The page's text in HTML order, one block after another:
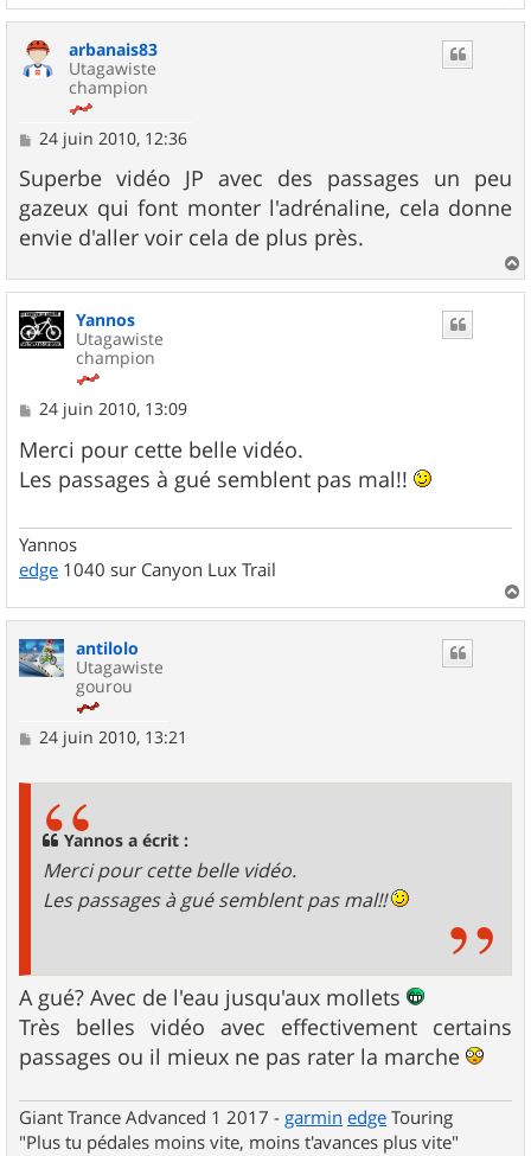
a
arbanais83
Utagawiste
champion
M
s
s
a
g
e
24 juin 2010, 12:36
Superbe vidéo JP avec des passages un peu
gazeux qui font monter l'adrénaline, cela donne
envie d'aller voir cela de plus près.
a
Yannos
Utagawiste
champion
M
s
s
a
24 juin 2010, 13:09
Merci pour cette belle vidéo.
Les passages à gué semblent pas mal!!
Yannos
edge 1040 sur Canyon Lux Trail
a
antilolo
Utagawiste
gourou
M
24 juin 2010, 13:21
Yannos a écrit :
Merci pour cette belle vidéo.
Les passages à gué semblent pas mal!!
A gué? Avec de l'eau jusqu'aux mollets
Très belles vidéo avec effectivement certains
passages ou il mieux ne pas rater la marche
Giant Trance Advanced 1 2017 - garmin edge Touring
"Plus tu pédales moins vite, moins t'avances plus vite"